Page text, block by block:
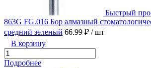
Быстрый
863G FG.016 Бор алмазный
средний зеленый 66.99 ₽ / шт
В корзину
Подробнее